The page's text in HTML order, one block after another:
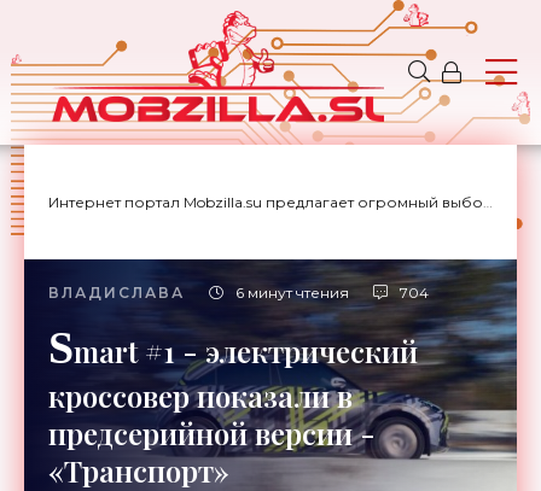
Интернет портал Mobzilla.su предлагает огромный выбор новостей с доставкой на дом.
ВЛАДИСЛАВА 6 минут чтения 704
Smart #1 - электрический
кроссовер показали в
предсерийной версии -
«Транспорт»